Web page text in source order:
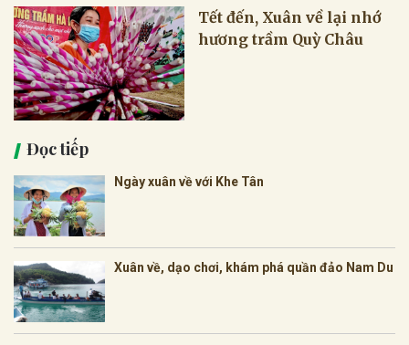
Tết đến, Xuân về lại nhớ
hương trầm Quỳ Châu
Đọc tiếp
Ngày xuân về với Khe Tân
Xuân về, dạo chơi, khám phá quần đảo Nam Du